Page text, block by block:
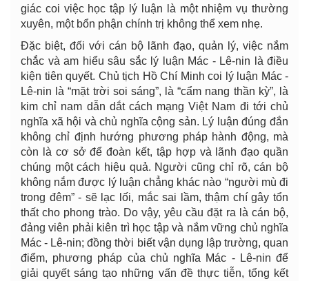
giác coi việc học tập lý luận là một nhiệm vụ thường
xuyên, một bổn phận chính trị không thể xem nhẹ.
Đặc biệt, đối với cán bộ lãnh đạo, quản lý, việc nắm
chắc và am hiểu sâu sắc lý luận Mác - Lê-nin là điều
kiện tiên quyết. Chủ tịch Hồ Chí Minh coi lý luận Mác -
Lê-nin là “mặt trời soi sáng”, là “cẩm nang thần kỳ”, là
kim chỉ nam dẫn dắt cách mạng Việt Nam đi tới chủ
nghĩa xã hội và chủ nghĩa cộng sản. Lý luận đúng đắn
không chỉ định hướng phương pháp hành động, mà
còn là cơ sở để đoàn kết, tập hợp và lãnh đạo quần
chúng một cách hiệu quả. Người cũng chỉ rõ, cán bộ
không nắm được lý luận chẳng khác nào “người mù đi
trong đêm” - sẽ lạc lối, mắc sai lầm, thậm chí gây tổn
thất cho phong trào. Do vậy, yêu cầu đặt ra là cán bộ,
đảng viên phải kiên trì học tập và nắm vững chủ nghĩa
Mác - Lê-nin; đồng thời biết vận dụng lập trường, quan
điểm, phương pháp của chủ nghĩa Mác - Lê-nin để
giải quyết sáng tạo những vấn đề thực tiễn, tổng kết